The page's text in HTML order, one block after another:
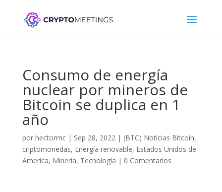
Consumo de energía
nuclear por mineros de
Bitcoin se duplica en 1
año
por hectormc| Sep 28, 2022| (BTC) Noticias Bitcoin,
criptomonedas, Energía renovable, Estados Unidos de
America, Mineria, Tecnología | 0 Comentarios